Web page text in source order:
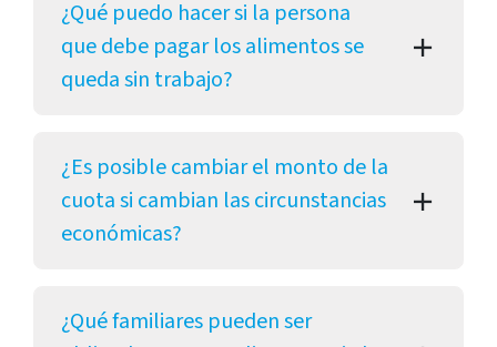
¿Qué puedo hacer si la persona
que debe pagar los alimentos se
queda sin trabajo?
¿Es posible cambiar el monto de la
cuota si cambian las circunstancias
económicas?
¿Qué familiares pueden ser